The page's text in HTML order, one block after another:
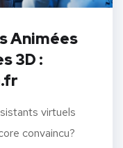
Animées
3D :
virtuels
convaincu?